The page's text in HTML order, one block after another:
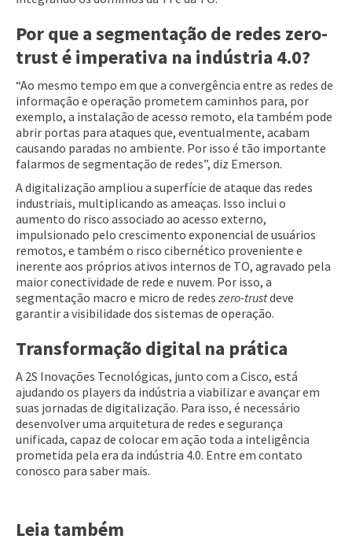
Por que a segmentação de redes zero-
trust é imperativa na indústria 4.0?
“Ao mesmo tempo em que a convergência entre as redes de
informação e operação prometem caminhos para, por
exemplo, a instalação de acesso remoto, ela também pode
abrir portas para ataques que, eventualmente, acabam
causando paradas no ambiente. Por isso é tão importante
falarmos de segmentação de redes”, diz Emerson.
A digitalização ampliou a superfície de ataque das redes
industriais, multiplicando as ameaças. Isso inclui o
aumento do risco associado ao acesso externo,
impulsionado pelo crescimento exponencial de usuários
remotos, e também o risco cibernético proveniente e
inerente aos próprios ativos internos de TO, agravado pela
maior conectividade de rede e nuvem. Por isso, a
segmentação macro e micro de redes zero-trustdeve
garantir a visibilidade dos sistemas de operação.
Transformação digital na prática
A 2S Inovações Tecnológicas, junto com a Cisco, está
ajudando os players da indústria a viabilizar e avançar em
suas jornadas de digitalização. Para isso, é necessário
desenvolver uma arquitetura de redes e segurança
unificada, capaz de colocar em ação toda a inteligência
prometida pela era da indústria 4.0. Entre em contato
conosco para saber mais.
Leia também